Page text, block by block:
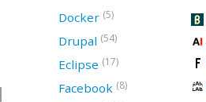
Docker (5)
Drupal (54)
Eclipse (17)
Facebook (8)